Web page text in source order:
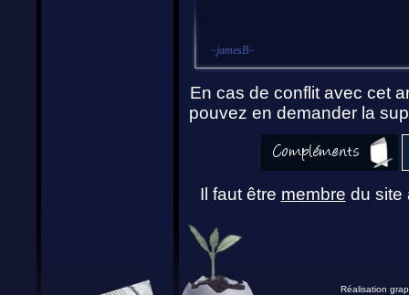
~jamesB~
En cas de conflit avec cet
pouvez en demander la
Il faut être membre du site
Réalisation